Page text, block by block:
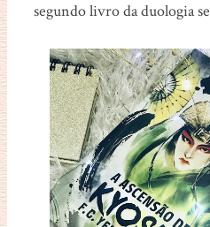
segundo livro da duologia